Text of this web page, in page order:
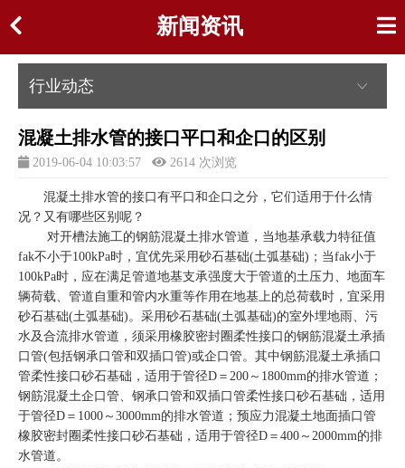
新闻资讯
行业动态
混凝土排水管的接口平口和企口的区别
2019-06-04 10:03:57 2614 次浏览
混凝土排水管的接口有平口和企口之分，它们适用于什么情
况？又有哪些区别呢？
对开槽法施工的钢筋混凝土排水管道，当地基承载力特征值
fak不小于100kPa时，宜优先采用砂石基础(土弧基础)；当fak小于
100kPa时，应在满足管道地基支承强度大于管道的土压力、地面车
辆荷载、管道自重和管内水重等作用在地基上的总荷载时，宜采用
砂石基础(土弧基础)。采用砂石基础(土弧基础)的室外埋地雨、污
水及合流排水管道，须采用橡胶密封圈柔性接口的钢筋混凝土承插
口管(包括钢承口管和双插口管)或企口管。其中钢筋混凝土承插口
管柔性接口砂石基础，适用于管径D＝200～1800mm的排水管道；
钢筋混凝土企口管、钢承口管和双插口管柔性接口砂石基础，适用
于管径D＝1000～3000mm的排水管道；预应力混凝土地面插口管
橡胶密封圈柔性接口砂石基础，适用于管径D＝400～2000mm的排
水管道。